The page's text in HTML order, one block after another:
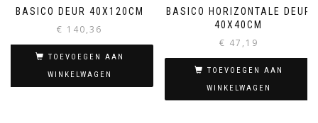
BASICO DEUR 40X120CM
€ 140,36
TOEVOEGEN AAN
WINKELWAGEN
BASICO HORIZONTALE DEUR
40X40CM
€ 47,19
TOEVOEGEN AAN
WINKELWAGEN